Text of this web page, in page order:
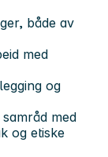
både av
med
og
med
og etiske